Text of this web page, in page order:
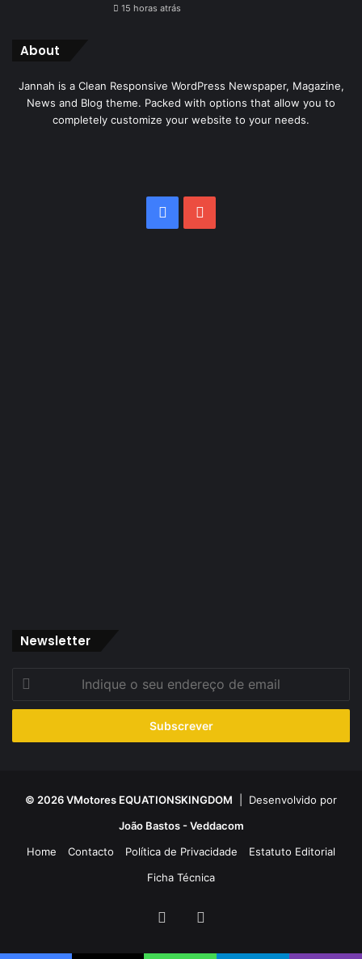
15 horas atrás
About
Jannah is a Clean Responsive WordPress Newspaper, Magazine,
News and Blog theme. Packed with options that allow you to
completely customize your website to your needs.
Facebook
Newsletter
seu
de
© 2026 VMotores EQUATIONSKINGDOM | Desenvolvido por
João Bastos - Veddacom
Home
Contacto Política de Privacidade
Estatuto Editorial
Ficha Técnica
Facebook